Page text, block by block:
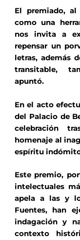
El premiado,
como una
nos invita a
repensar un
letras, además
transitable,
apuntó.
En el acto
del Palacio de
celebración
homenaje al
espíritu
Este premio,
intelectuales
apela a las y
Fuentes, han
indagación y
contexto